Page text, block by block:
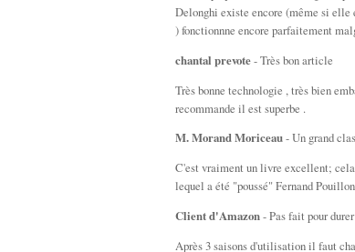
Delonghi existe encore (même si elle
) fonctionnne encore parfaitement
chantal prevote- Très bon article
Très bonne technologie , très bien
recommande il est superbe .
M. Morand Moriceau- Un grand
C'est vraiment un livre excellent;
lequel a été "poussé" Fernand
Client d'Amazon- Pas fait pour durer
Après 3 saisons d'utilisation il faut